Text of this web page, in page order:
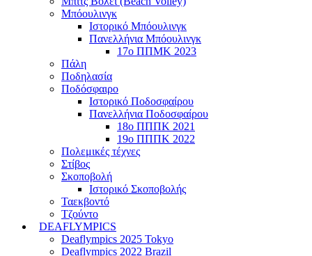
Μπόουλινγκ
Ιστορικό Μπόουλινγκ
Πανελλήνια Μπόουλινγκ
17ο ΠΠΜΚ 2023
Πάλη
Ποδηλασία
Ποδόσφαιρο
Ιστορικό Ποδοσφαίρου
Πανελλήνια Ποδοσφαίρου
18ο ΠΠΠΚ 2021
19ο ΠΠΠΚ 2022
Πολεμικές τέχνες
Στίβος
Σκοποβολή
Ιστορικό Σκοποβολής
Ταεκβοντό
Τζούντο
DEAFLYMPICS
Deaflympics 2025 Tokyo
Deaflympics 2022 Brazil